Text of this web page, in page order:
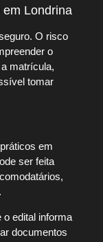
Londrina
O risco
o
matrícula,
tomar
em
ser feita
edital informa
documentos